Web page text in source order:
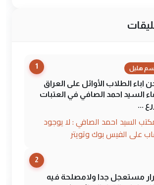
1 هليل
اباء الطلاب الأوائل على العراق
السيد احمد الصافي في العتبات
...
السيد احمد الصافي : لا يوجود
على الفيس بوك وتويتر
2
مستعجل جدا ولامصلحة فيه